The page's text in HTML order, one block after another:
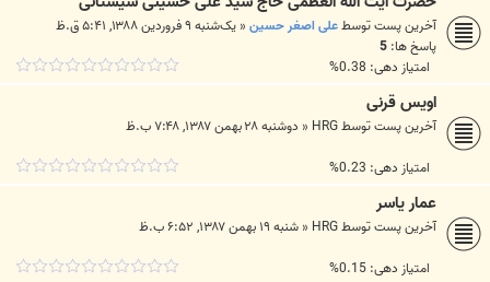
آخرین پست توسطعلی اصغر حسین« یک‌شنبه ۹ فروردین ۱۳۸۸, ۵:۴۱ ق.ظ
پاسخ ها: 5
امتیاز دهی: 0.38%
اویس قرنی
آخرین پست توسطHRG
« دوشنبه ۲۸ بهمن ۱۳۸۷, ۷:۴۸ ب.ظ
امتیاز دهی: 0.23%
عمار یاسر
آخرین پست توسطHRG
« شنبه ۱۹ بهمن ۱۳۸۷, ۶:۵۲ ب.ظ
امتیاز دهی: 0.15%